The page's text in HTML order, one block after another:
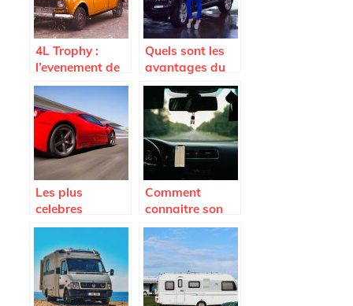
4L Trophy :
l’evenement de
sport auto a ne
pas manquer
Quels sont les
avantages du
Land Rover
Range Rover
Velar Auric
Edition ?
Les plus
celebres
voitures de
legende
Comment
connaitre son
nombre de
points de
permis ? Auto
Moto Pneu